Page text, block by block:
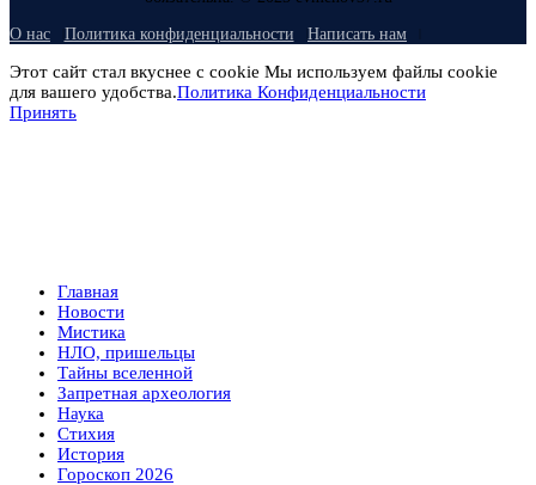
О нас Политика конфиденциальности Написать нам
Этот сайт стал вкуснее с cookie Мы используем файлы cookie
для вашего удобства.Политика Конфиденциальности
Принять
Главная
Новости
Мистика
НЛО, пришельцы
Тайны вселенной
Запретная археология
Наука
Стихия
История
Гороскоп 2026